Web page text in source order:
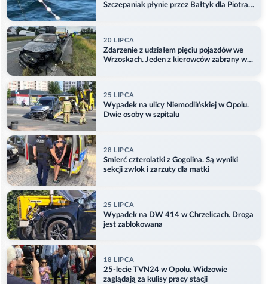
Szczepaniak płynie przez Bałtyk dla Piotra.
20 LIPCA
Zdarzenie z udziałem pięciu pojazdów we
Wrzoskach. Jeden z kierowców zabrany w
25 LIPCA
Wypadek na ulicy Niemodlińskiej w Opolu.
Dwie osoby w szpitalu
28 LIPCA
Śmierć czterolatki z Gogolina. Są wyniki
sekcji zwłok i zarzuty dla matki
25 LIPCA
Wypadek na DW 414 w Chrzelicach. Droga
jest zablokowana
18 LIPCA
25-lecie TVN24 w Opolu. Widzowie
zaglądają za kulisy pracy stacji